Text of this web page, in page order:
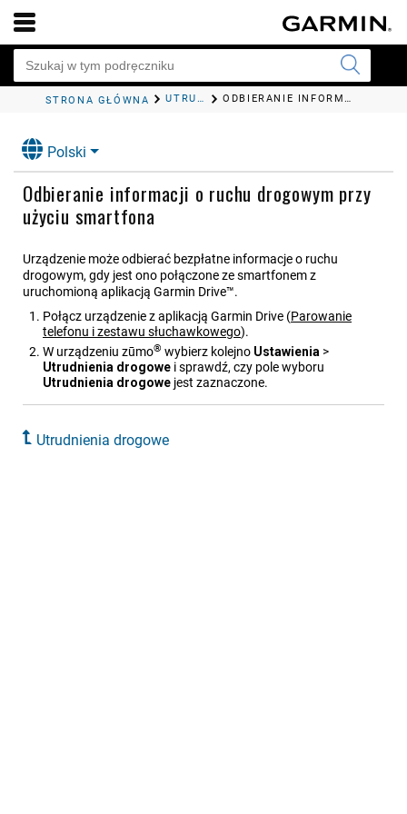
STRONA GŁÓWNA UTRUDNIENIA DROGOWE ODBIERANIE INFORMACJI O RUCHU DROGOWYM PRZY UŻYCIU SMARTFONA
Polski
Odbieranie informacji o ruchu drogowym przy
użyciu smartfona
Urządzenie może odbierać bezpłatne informacje o ruchu
drogowym, gdy jest ono połączone ze smartfonem z
uruchomioną aplikacją Garmin Drive™.
Połącz urządzenie z aplikacją Garmin Drive (Parowanie
telefonu i zestawu słuchawkowego).
W urządzeniu zūmo® wybierz kolejno Ustawienia >
Utrudnienia drogowe i sprawdź, czy pole wyboru
Utrudnienia drogowe jest zaznaczone.
Utrudnienia drogowe